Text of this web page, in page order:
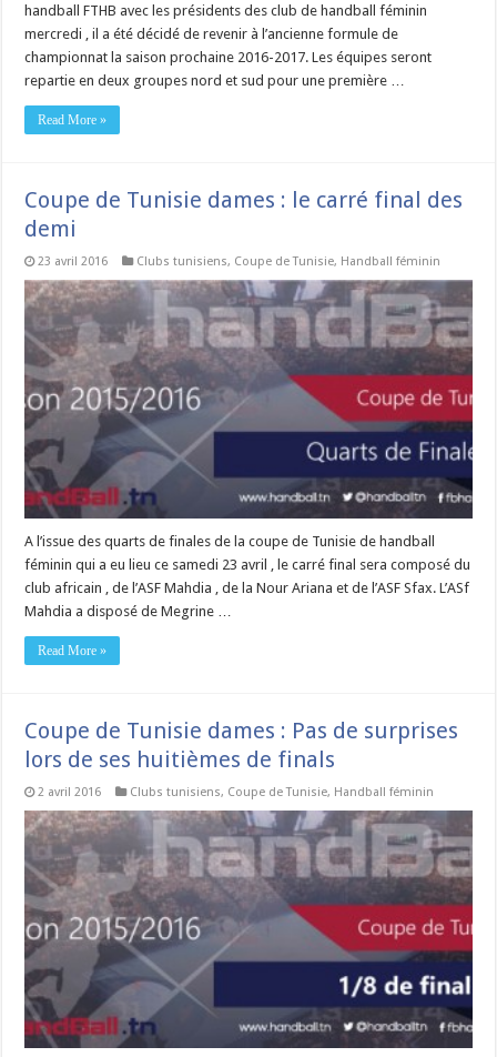
handball FTHB avec les présidents des club de handball féminin
mercredi , il a été décidé de revenir à l’ancienne formule de
championnat la saison prochaine 2016-2017. Les équipes seront
repartie en deux groupes nord et sud pour une première …
Read More »
Coupe de Tunisie dames : le carré final des
demi
23 avril 2016 Clubs tunisiens, Coupe de Tunisie, Handball féminin
A l’issue des quarts de finales de la coupe de Tunisie de handball
féminin qui a eu lieu ce samedi 23 avril , le carré final sera composé du
club africain , de l’ASF Mahdia , de la Nour Ariana et de l’ASF Sfax. L’ASf
Mahdia a disposé de Megrine …
Read More »
Coupe de Tunisie dames : Pas de surprises
lors de ses huitièmes de finals
2 avril 2016 Clubs tunisiens, Coupe de Tunisie, Handball féminin